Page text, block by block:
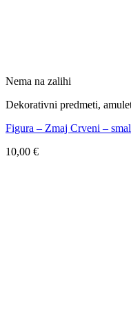
Nema na zalihi
Dekorativni predmeti,
Figura – Zmaj Crveni –
10,00 €